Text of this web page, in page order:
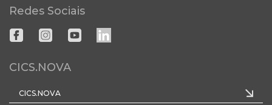
Redes Sociais
CICS.NOVA
CICS.NOVA